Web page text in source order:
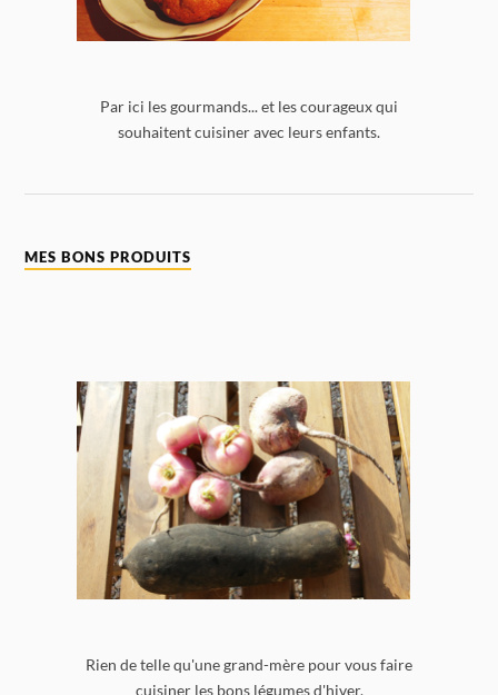
Par ici les gourmands... et les courageux qui
souhaitent cuisiner avec leurs enfants.
MES BONS PRODUITS
Rien de telle qu'une grand-mère pour vous faire
cuisiner les bons légumes d'hiver.